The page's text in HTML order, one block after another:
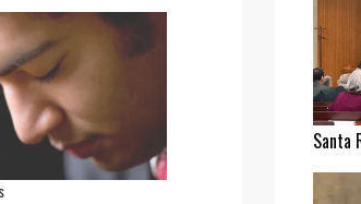
Santa